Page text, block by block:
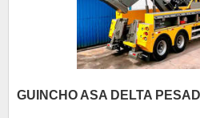
GUINCHO ASA DELTA